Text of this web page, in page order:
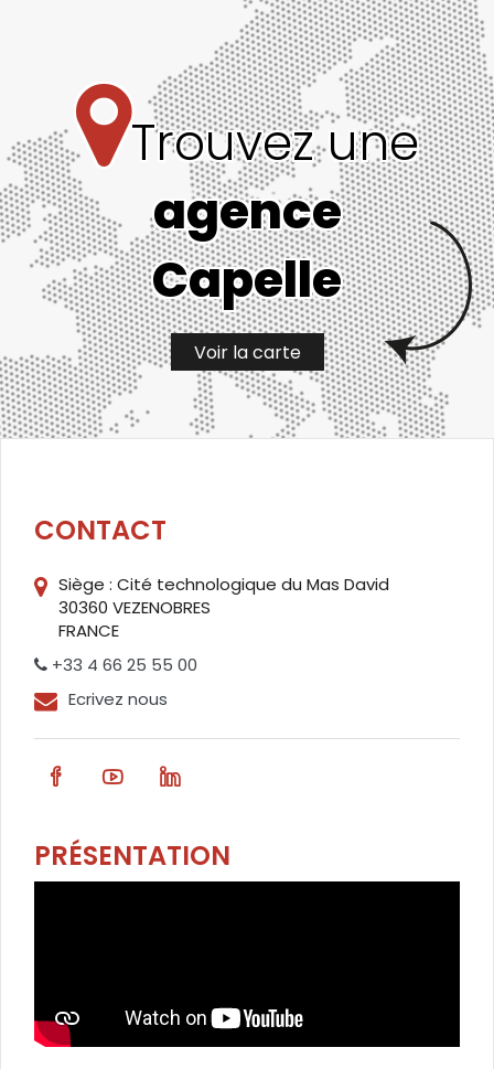
Trouvez une
agence
Capelle
Voir la carte
CONTACT
Siège : Cité technologique du Mas David
30360 VEZENOBRES
FRANCE
+33 4 66 25 55 00
Ecrivez nous
PRÉSENTATION